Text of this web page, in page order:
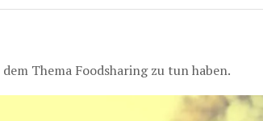
Thema Foodsharing zu tun haben.